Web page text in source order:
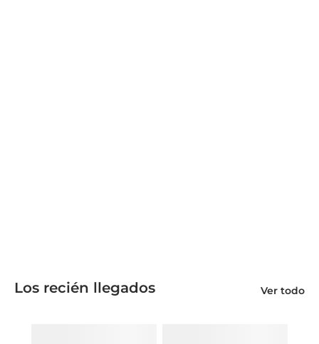
Los recién llegados Ver todo